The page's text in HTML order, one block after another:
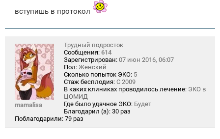
вступишь в протокол
mamalisa
Трудный подросток
Сообщения: 614
Зарегистрирован: 07 июн 2016, 06:07
Пол: Женский
Сколько попыток ЭКО: 5
Стаж бесплодия: С 2009
В каких клиниках проводилось лечение: ЭКО в
ЦОМИД
Где было удачное ЭКО: Будет
Благодарил (а): 30 раз
Поблагодарили: 79 раз